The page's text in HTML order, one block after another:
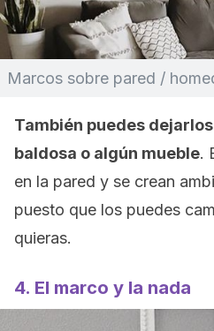
Marcos sobre pared /
También puedes
baldosa o algún mueble.
en la pared y se crean
puesto que los puedes
quieras.
4. El marco y la nada